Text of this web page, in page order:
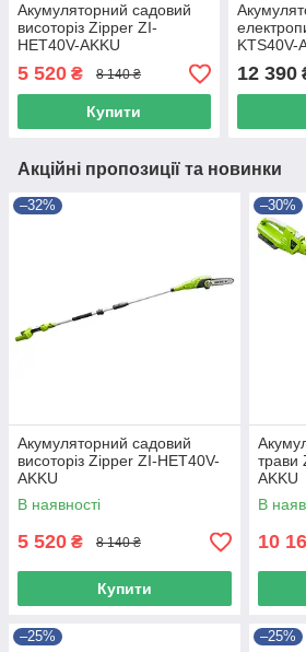
Акумуляторний садовий
висоторіз Zipper ZI-
HET40V-AKKU
5 520 ₴ 8 140 ₴
Купити
KTS40V-
12 390
Акційні пропозиції та новинки
–32%
Акумуляторний садовий
висоторіз Zipper ZI-HET40V-
AKKU
В наявності
5 520 ₴ 8 140 ₴
Купити
–30%
трави
AKKU
В
10
–25% –25%